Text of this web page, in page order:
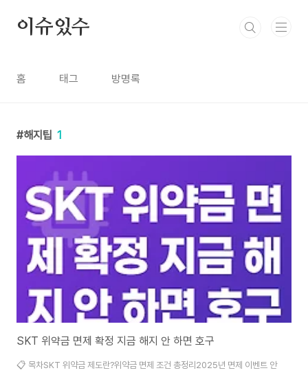
이슈있수
홈 태그 방명록
해지팁 1
SKT 위약금 면제 확정 지금 해지 안 하면 호구
📋 목차SKT 위약금 제도란?위약금 면제 조건 총정리2025년 면제 이벤트 안